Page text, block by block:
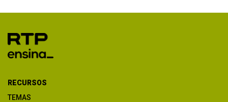
RECURSOS
TEMAS